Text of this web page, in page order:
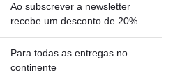
Ao subscrever a newsletter
recebe um desconto de 20%
Para todas as entregas no
continente